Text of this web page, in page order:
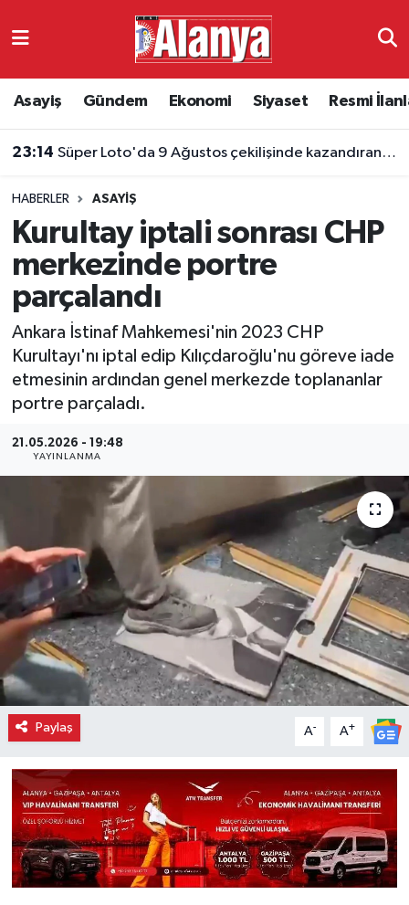
Asayiş Gündem Ekonomi Siyaset Resmi
23:14 Süper Loto'da 9 Ağustos çekilişinde kazandıran numaralar belli oldu
HABERLER ASAYIŞ
Kurultay iptali sonrası CHP
merkezinde portre
parçalandı
Ankara İstinaf Mahkemesi'nin 2023 CHP
Kurultayı'nı iptal edip Kılıçdaroğlu'nu göreve iade
etmesinin ardından genel merkezde toplananlar
portre parçaladı.
21.05.2026 - 19:48
YAYINLANMA
Paylaş A- A+
Ekonomi
Resmi İlanlar
Alanyaspor
Turizm
E-Gazete
Antalya Namaz Vakitleri
Antalya Trafik Yoğunluk Haritası
Süper Lig Puan Durumu ve Fikstür
Tüm Manşetler
Son Dakika Haberleri
Haber Arşivi